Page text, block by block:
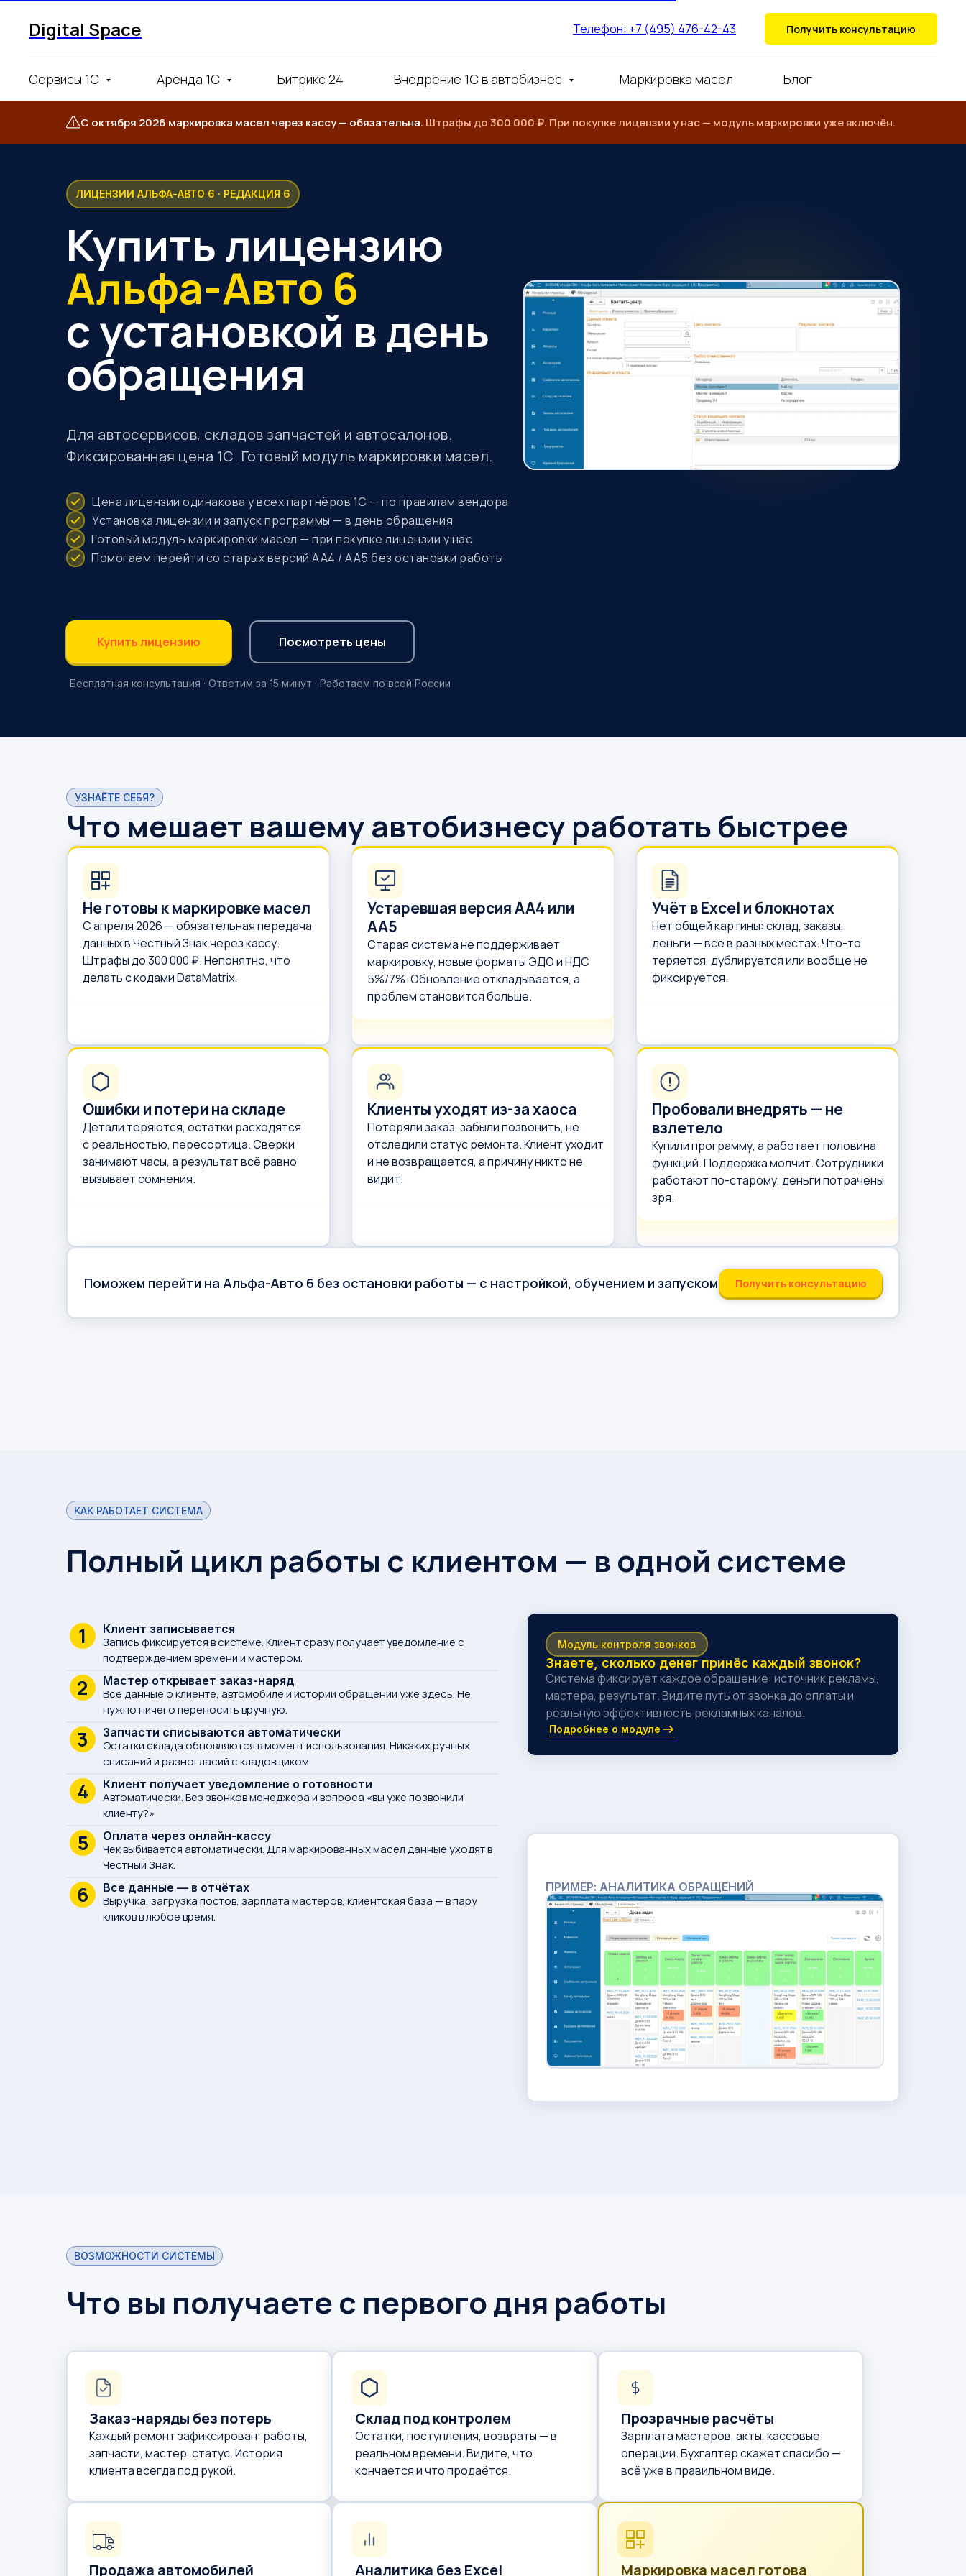
Хочу консультацию
Digital Space Телефон: +7 (495) 476-42-43 Получить консультацию
Сервисы 1С Аренда 1С Битрикс 24 Внедрение 1С в автобизнес Маркировка масел Блог
С октября 2026 маркировка масел через кассу — обязательна. Штрафы до 300 000 ₽. При покупке лицензии у нас — модуль маркировки уже включён.
ЛИЦЕНЗИИ АЛЬФА-АВТО 6 · РЕДАКЦИЯ 6
Купить лицензию
Альфа-Авто 6
с установкой в день
обращения
Цена лицензии одинакова у всех партнёров 1С — по правилам вендора
Установка лицензии и запуск программы — в день обращения
Готовый модуль маркировки масел — при покупке лицензии у нас
Помогаем перейти со старых версий АА4 / АА5 без остановки работы
Бесплатная консультация · Ответим за 15 минут · Работаем по всей России
Для автосервисов, складов запчастей и автосалонов.
Фиксированная цена 1С. Готовый модуль маркировки масел.
Купить лицензию Посмотреть цены
УЗНАЁТЕ СЕБЯ?
Что мешает вашему автобизнесу работать быстрее
Не готовы к маркировке масел
С апреля 2026 — обязательная передача
данных в Честный Знак через кассу.
Штрафы до 300 000 ₽. Непонятно, что
делать с кодами DataMatrix.
Устаревшая версия АА4 или
АА5
Старая система не поддерживает
маркировку, новые форматы ЭДО и НДС
5%/7%. Обновление откладывается, а
проблем становится больше.
Учёт в Excel и блокнотах
Нет общей картины: склад, заказы,
деньги — всё в разных местах. Что-то
теряется, дублируется или вообще не
фиксируется.
Ошибки и потери на складе
Детали теряются, остатки расходятся
с реальностью, пересортица. Сверки
занимают часы, а результат всё равно
вызывает сомнения.
Клиенты уходят из-за хаоса
Потеряли заказ, забыли позвонить, не
отследили статус ремонта. Клиент уходит
и не возвращается, а причину никто не
видит.
Пробовали внедрять — не
взлетело
Купили программу, а работает половина
функций. Поддержка молчит. Сотрудники
работают по-старому, деньги потрачены
зря.
Поможем перейти на Альфа-Авто 6 без остановки работы — с настройкой, обучением и запуском Получить консультацию
Полный цикл работы с клиентом — в одной системе
1 Клиент записывается
Запись фиксируется в системе. Клиент сразу получает уведомление с
подтверждением времени и мастером.
2 Мастер открывает заказ-наряд
Все данные о клиенте, автомобиле и истории обращений уже здесь. Не
нужно ничего переносить вручную.
3 Запчасти списываются автоматически
Остатки склада обновляются в момент использования. Никаких ручных
списаний и разногласий с кладовщиком.
4 Клиент получает уведомление о готовности
Автоматически. Без звонков менеджера и вопроса «вы уже позвонили
клиенту?»
5 Оплата через онлайн-кассу
Чек выбивается автоматически. Для маркированных масел данные уходят в
Честный Знак.
6 Все данные — в отчётах
Выручка, загрузка постов, зарплата мастеров, клиентская база — в пару
кликов в любое время.
ПРИМЕР: АНАЛИТИКА ОБРАЩЕНИЙ
КАК РАБОТАЕТ СИСТЕМА
Модуль контроля звонков
Знаете, сколько денег принёс каждый звонок?
Система фиксирует каждое обращение: источник рекламы,
мастера, результат. Видите путь от звонка до оплаты и
реальную эффективность рекламных каналов.
Подробнее о модуле
Что вы получаете с первого дня работы
Заказ-наряды без потерь
Каждый ремонт зафиксирован: работы,
запчасти, мастер, статус. История
клиента всегда под рукой.
Склад под контролем
Остатки, поступления, возвраты — в
реальном времени. Видите, что
кончается и что продаётся.
Прозрачные расчёты
Зарплата мастеров, акты, кассовые
операции. Бухгалтер скажет спасибо —
всё уже в правильном виде.
Продажа автомобилей Аналитика без Excel Маркировка масел готова
ВОЗМОЖНОСТИ СИСТЕМЫ